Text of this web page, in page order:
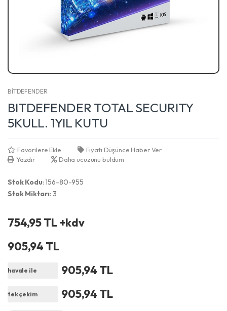
BİTDEFENDER
BITDEFENDER TOTAL SECURITY
5KULL. 1YIL KUTU
Favorilere Ekle
Fiyatı Düşünce Haber Ver
Yazdır
Daha ucuzunu buldum
Stok Kodu: 156-80-955
Stok Miktarı: 3
754,95 TL +kdv
905,94 TL
havale ile 905,94 TL
tek çekim 905,94 TL